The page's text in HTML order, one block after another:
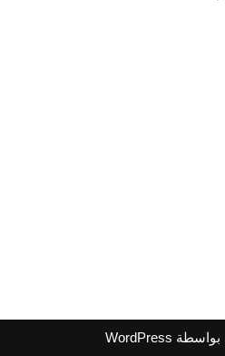
WordPress
التسوق